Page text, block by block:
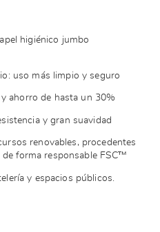
higiénico jumbo
uso más limpio y seguro
ahorro de hasta un 30%
y gran suavidad
renovables, procedentes
forma responsable FSC™
y espacios públicos.